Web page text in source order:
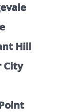
Hill
City